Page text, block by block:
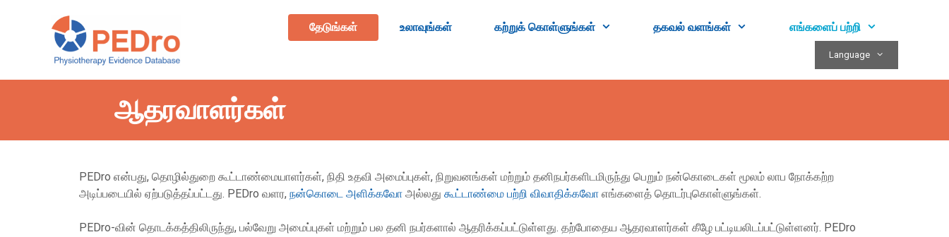
தேடுங்கள் உலாவுங்கள் கற்றுக் கொள்ளுங்கள் தகவல் வளங்கள் எங்களைப் பற்றி
Language
ஆதரவாளர்கள்
PEDro என்பது, தொழில்துறை கூட்டாண்மையாளர்கள், நிதி உதவி அமைப்புகள், நிறுவனங்கள் மற்றும் தனிநபர்களிடமிருந்து பெறும் நன்கொடைகள் மூலம் லாப நோக்கற்ற
அடிப்படையில் ஏற்படுத்தப்பட்டது. PEDro வளர, நன்கொடை அளிக்கவோ அல்லது கூட்டாண்மை பற்றி விவாதிக்கவோ எங்களைத் தொடர்புகொள்ளுங்கள்.
PEDro-வின் தொடக்கத்திலிருந்து, பல்வேறு அமைப்புகள் மற்றும் பல தனி நபர்களால் ஆதரிக்கப்பட்டுள்ளது. தற்போதைய ஆதரவாளர்கள் கீழே பட்டியலிடப்பட்டுள்ளனர். PEDro